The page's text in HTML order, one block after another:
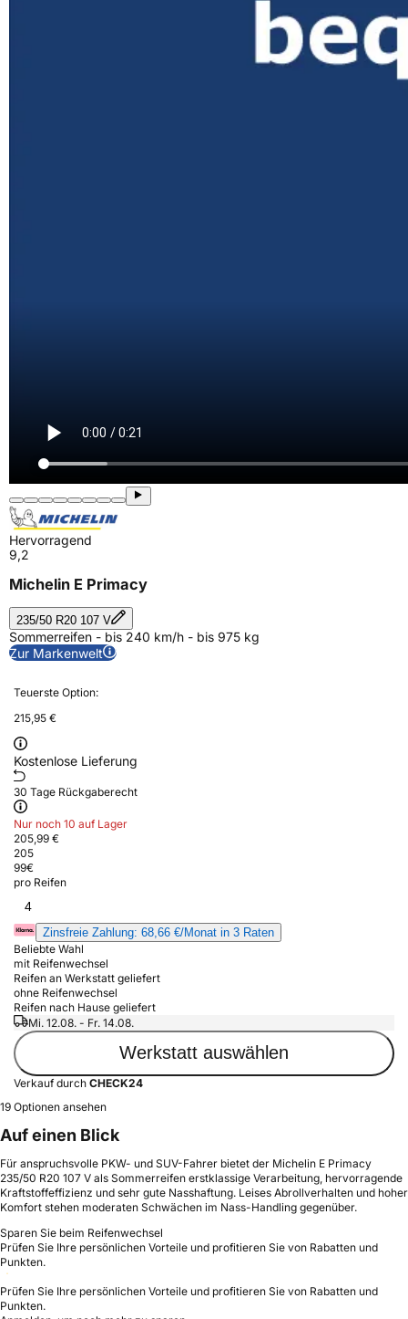
Hervorragend
9,2
Michelin E Primacy
235/50 R20 107 V
Sommerreifen - bis 240 km/h - bis 975 kg
Zur Markenwelt
Teuerste Option:
215,95 €
Kostenlose Lieferung
30 Tage Rückgaberecht
Nur noch 10 auf Lager
205,99 €
205
99€
pro Reifen
4
Zinsfreie Zahlung: 68,66 €/Monat in 3 Raten
Beliebte Wahl
mit Reifenwechsel
Reifen an Werkstatt geliefert
ohne Reifenwechsel
Reifen nach Hause geliefert
Mi. 12.08. - Fr. 14.08.
Werkstatt auswählen
Verkauf durch CHECK24
19 Optionen ansehen
Auf einen Blick
Für anspruchsvolle PKW- und SUV-Fahrer bietet der Michelin E Primacy
235/50 R20 107 V als Sommerreifen erstklassige Verarbeitung, hervorragende
Kraftstoffeffizienz und sehr gute Nasshaftung. Leises Abrollverhalten und hoher
Komfort stehen moderaten Schwächen im Nass-Handling gegenüber.
Sparen Sie beim Reifenwechsel
Prüfen Sie Ihre persönlichen Vorteile und profitieren Sie von Rabatten und
Punkten.
Prüfen Sie Ihre persönlichen Vorteile und profitieren Sie von Rabatten und
Punkten.